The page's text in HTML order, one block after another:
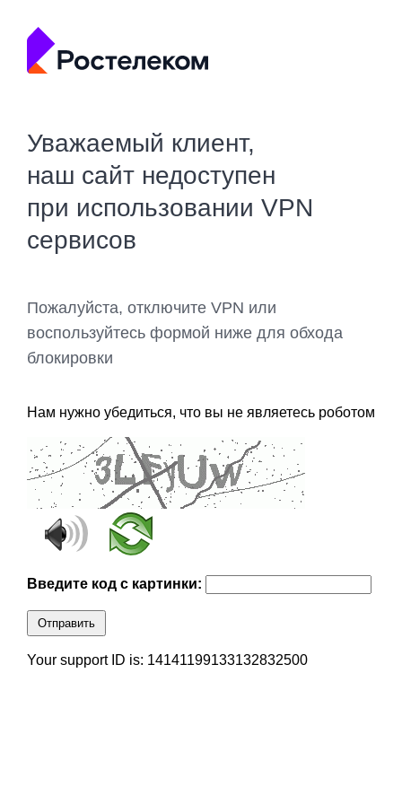
Уважаемый клиент,
наш сайт недоступен
при использовании VPN
сервисов
Пожалуйста, отключите VPN или
воспользуйтесь формой ниже для обхода
блокировки
Нам нужно убедиться, что вы не являетесь роботом
Введите код с картинки:
Отправить
Your support ID is: 14141199133132832500